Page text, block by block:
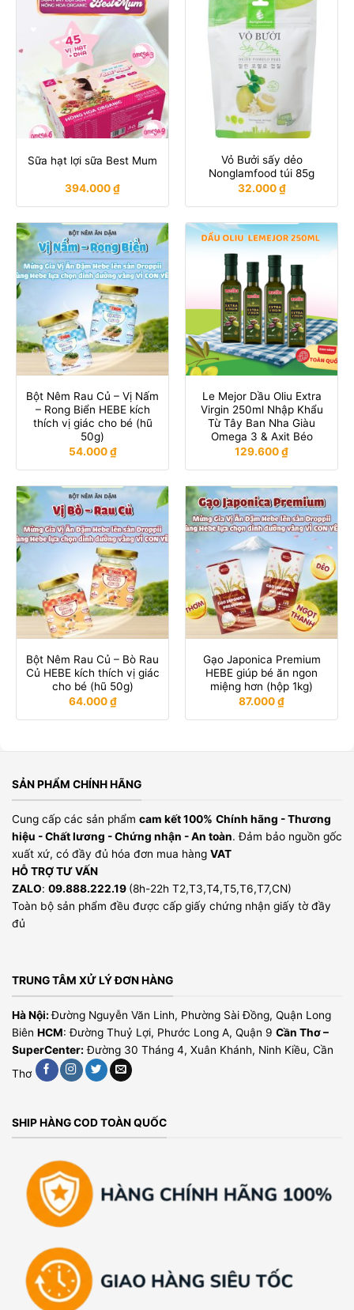
Sữa hạt lợi sữa Best Mum
394.000₫
Vỏ Bưởi sấy dẻo
Nonglamfood túi 85g
32.000₫
Bột Nêm Rau Củ – Vị Nấm
– Rong Biển HEBE kích
thích vị giác cho bé (hũ
50g)
54.000₫
Le Mejor Dầu Oliu Extra
Virgin 250ml Nhập Khẩu
Từ Tây Ban Nha Giàu
Omega 3 & Axit Béo
129.600₫
Bột Nêm Rau Củ – Bò Rau
Củ HEBE kích thích vị giác
cho bé (hũ 50g)
64.000₫
Gạo Japonica Premium
HEBE giúp bé ăn ngon
miệng hơn (hộp 1kg)
87.000₫
SẢN PHẨM CHÍNH HÃNG
Cung cấp các sản phẩm cam kết 100% Chính hãng - Thương
hiệu - Chất lương - Chứng nhận - An toàn. Đảm bảo nguồn gốc
xuất xứ, có đầy đủ hóa đơn mua hàng VAT
HỖ TRỢ TƯ VẤN
ZALO: 09.888.222.19 (8h-22h T2,T3,T4,T5,T6,T7,CN)
Toàn bộ sản phẩm đều được cấp giấy chứng nhận giấy tờ đầy
đủ
TRUNG TÂM XỬ LÝ ĐƠN HÀNG
Hà Nội:Đường Nguyễn Văn Linh, Phường Sài Đồng, Quận Long
Biên HCM: Đường Thuỷ Lợi, Phước Long A, Quận 9 Cần Thơ –
SuperCenter: Đường 30 Tháng 4, Xuân Khánh, Ninh Kiều, Cần
Thơ
SHIP HÀNG COD TOÀN QUỐC